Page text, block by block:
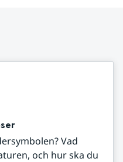
Vad
och hur ska du